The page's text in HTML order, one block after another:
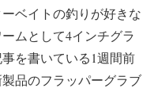
ベイトの釣りが好きな
ムとして4インチグラ
を書いている1週間前
品のフラッパーグラブ